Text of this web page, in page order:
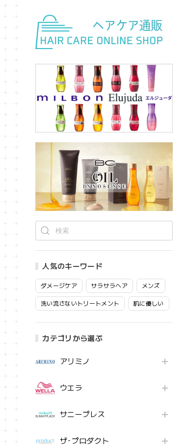
人気のキーワード
ダメージケア サラサラヘア メンズ
洗い流さないトリートメント 肌に優しい
カテゴリから選ぶ
アリミノ
ウエラ
サニープレス
ザ･プロダクト